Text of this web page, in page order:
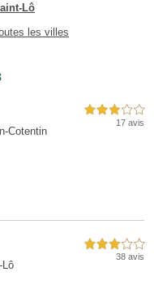
Lô
les villes
Cotentin
3,0 étoiles sur 5
17 avis
Lô
3,0 étoiles sur 5
38 avis